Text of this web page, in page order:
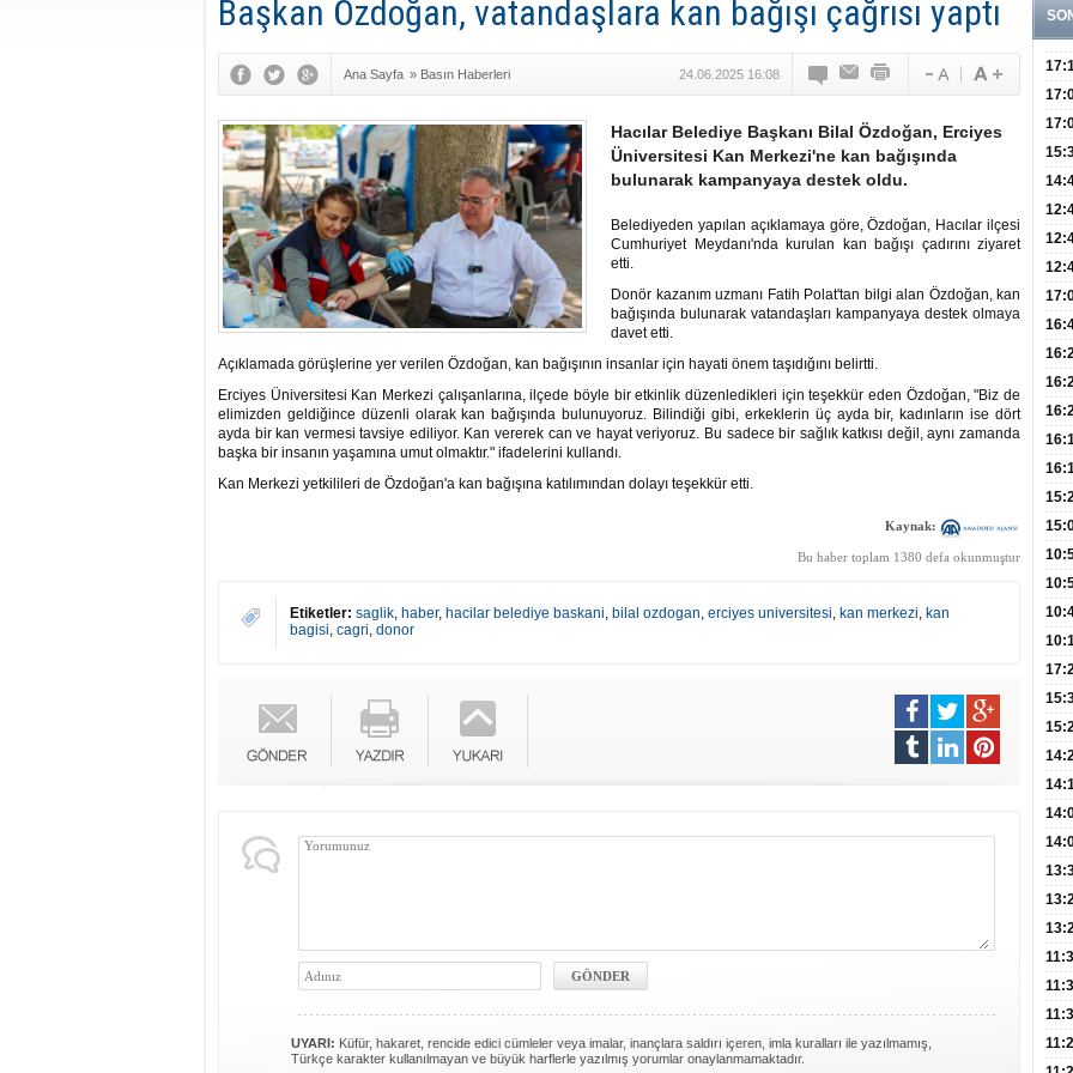
Başkan Özdoğan, vatandaşlara kan bağışı çağrısı yaptı
Ana Sayfa » Basın Haberleri 24.06.2025 16:08
Hacılar Belediye Başkanı Bilal Özdoğan, Erciyes
Üniversitesi Kan Merkezi'ne kan bağışında
bulunarak kampanyaya destek oldu.
Belediyeden yapılan açıklamaya göre, Özdoğan, Hacılar ilçesi
Cumhuriyet Meydanı'nda kurulan kan bağışı çadırını ziyaret
etti.
Donör kazanım uzmanı Fatih Polat'tan bilgi alan Özdoğan, kan
bağışında bulunarak vatandaşları kampanyaya destek olmaya
davet etti.
Açıklamada görüşlerine yer verilen Özdoğan, kan bağışının insanlar için hayati önem taşıdığını belirtti.
Erciyes Üniversitesi Kan Merkezi çalışanlarına, ilçede böyle bir etkinlik düzenledikleri için teşekkür eden Özdoğan, "Biz de
elimizden geldiğince düzenli olarak kan bağışında bulunuyoruz. Bilindiği gibi, erkeklerin üç ayda bir, kadınların ise dört
ayda bir kan vermesi tavsiye ediliyor. Kan vererek can ve hayat veriyoruz. Bu sadece bir sağlık katkısı değil, aynı zamanda
başka bir insanın yaşamına umut olmaktır." ifadelerini kullandı.
Kan Merkezi yetkilileri de Özdoğan'a kan bağışına katılımından dolayı teşekkür etti.
Kaynak:
Bu haber toplam 1380 defa okunmuştur
Etiketler: saglik, haber, hacilar belediye baskani, bilal ozdogan, erciyes universitesi, kan merkezi, kan
bagisi, cagri, donor
UYARI: Küfür, hakaret, rencide edici cümleler veya imalar, inançlara saldırı içeren, imla kuralları ile yazılmamış,
Türkçe karakter kullanılmayan ve büyük harflerle yazılmış yorumlar onaylanmamaktadır.
Ve
10
Aldı
Bini
Bağ
İlk
300
3,5